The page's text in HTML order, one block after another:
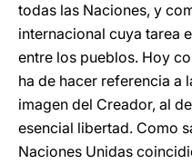
todas las Naciones, y
internacional cuya tarea
entre los pueblos. Hoy
ha de hacer referencia a
imagen del Creador, al
esencial libertad. Como
Naciones Unidas